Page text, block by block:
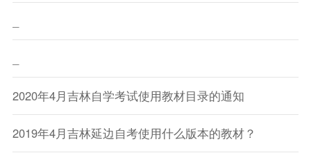
2020年4月吉林自学考试使用教材目录的通知
2019年4月吉林延边自考使用什么版本的教材？